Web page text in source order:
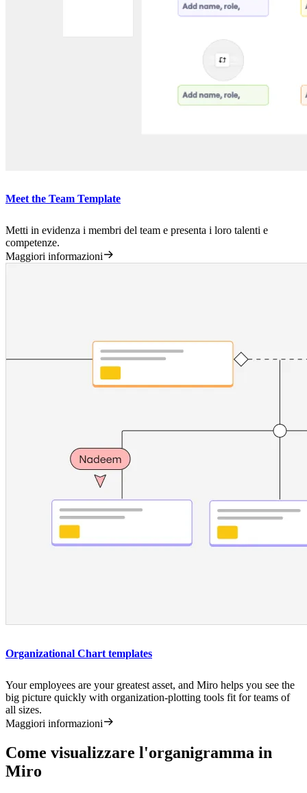
Meet the Team Template
Metti in evidenza i membri del team e presenta i loro talenti e
competenze.
Maggiori informazioni
Organizational Chart templates
Your employees are your greatest asset, and Miro helps you see the
big picture quickly with organization-plotting tools fit for teams of
all sizes.
Maggiori informazioni
Come visualizzare l'organigramma in
Miro